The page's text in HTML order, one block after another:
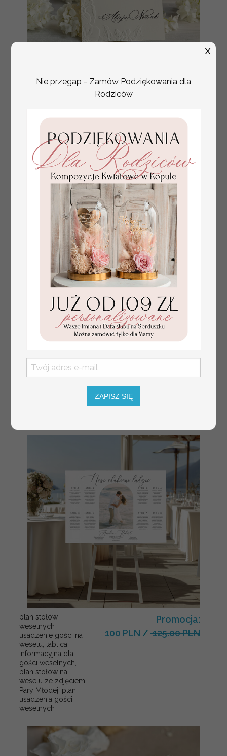
tłoczone winietki ślubne,
ślubne wizytówki winietki
winietkach ślubnych
Promocja:
2.4 PLN
z tłoczonymi kwiatami,
eleganckie numerki na
Promocja:
plan stołów
weselnych
usadzenie gości na
weselu, tablica
informacyjna dla
gości weselnych,
plan stołów na
weselu ze zdjęciem
Pary Młodej, plan
usadzenia gości
weselnych
Promocja:
100 PLN / 125.00 PLN
Nie przegap - Zamów Podziękowania dla
Rodziców
ZAPISZ SIĘ
X